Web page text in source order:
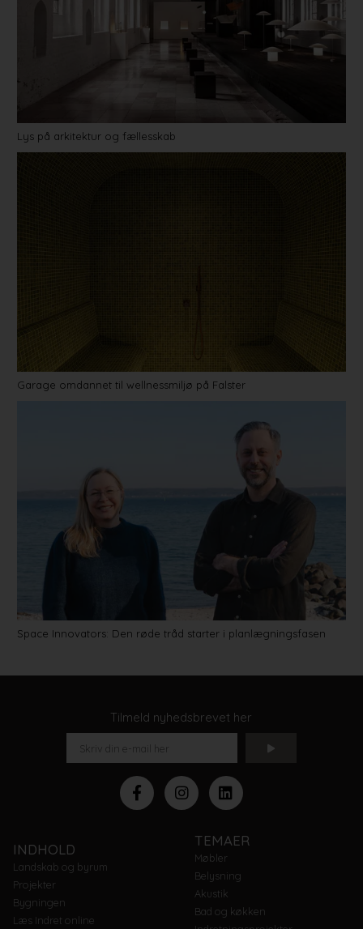
Lys på arkitektur og fællesskab
Garage omdannet til wellnessmiljø på Falster
Space Innovators: Den røde tråd starter i planlægningsfasen
Tilmeld nyhedsbrevet her
INDHOLD
Landskab og byrum
Projekter
Bygningen
Læs Indret online
TEMAER
Møbler
Belysning
Akustik
Bad og køkken